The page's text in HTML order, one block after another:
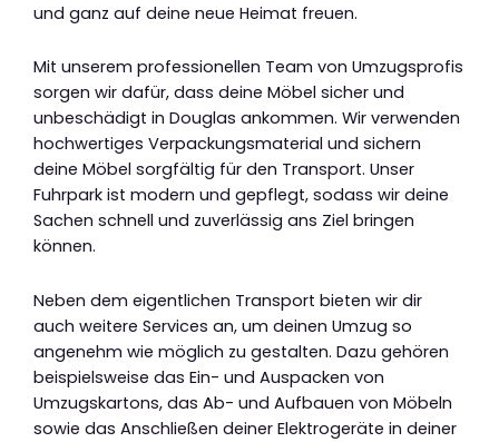
und ganz auf deine neue Heimat freuen.
Mit unserem professionellen Team von Umzugsprofis
sorgen wir dafür, dass deine Möbel sicher und
unbeschädigt in Douglas ankommen. Wir verwenden
hochwertiges Verpackungsmaterial und sichern
deine Möbel sorgfältig für den Transport. Unser
Fuhrpark ist modern und gepflegt, sodass wir deine
Sachen schnell und zuverlässig ans Ziel bringen
können.
Neben dem eigentlichen Transport bieten wir dir
auch weitere Services an, um deinen Umzug so
angenehm wie möglich zu gestalten. Dazu gehören
beispielsweise das Ein- und Auspacken von
Umzugskartons, das Ab- und Aufbauen von Möbeln
sowie das Anschließen deiner Elektrogeräte in deiner